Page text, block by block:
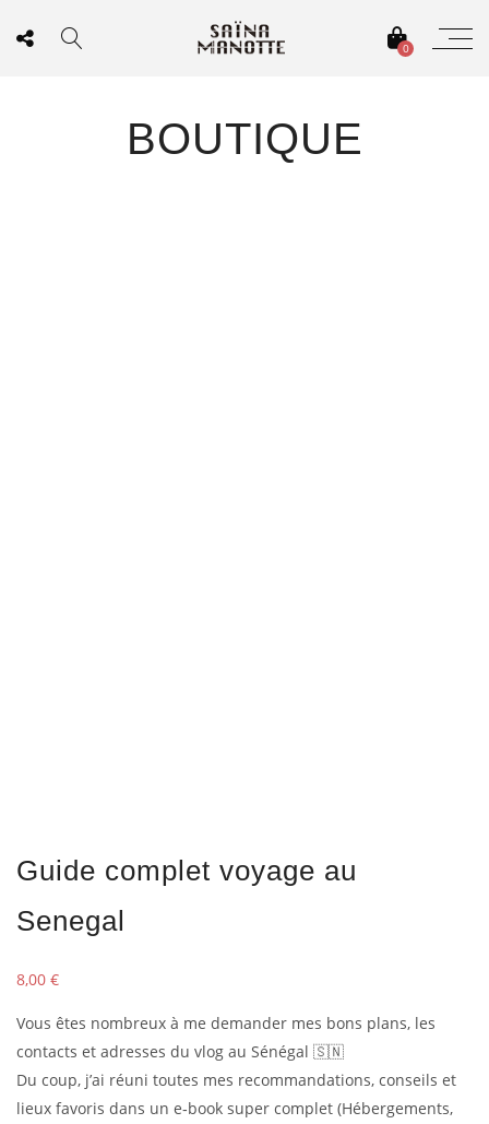
0
BOUTIQUE
Guide complet voyage au
Senegal
8,00 €
Vous êtes nombreux à me demander mes bons plans, les
contacts et adresses du vlog au Sénégal 🇸🇳
Du coup, j’ai réuni toutes mes recommandations, conseils et
lieux favoris dans un e‑book super complet (Hébergements,